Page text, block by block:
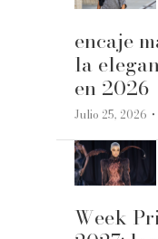
encaje
la
en 2026
Julio 25, 2026
Week